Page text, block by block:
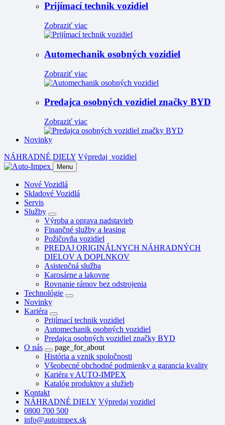
Prijímací technik vozidiel
Zobraziť viac
Automechanik osobných vozidiel
Zobraziť viac
Predajca osobných vozidiel značky BYD
Zobraziť viac
Novinky
NÁHRADNÉ DIELY Výpredaj vozidiel
Menu
Nové Vozidlá
Skladové Vozidlá
Servis
Služby
Výroba a oprava nadstavieb
Finančné služby a leasing
Požičovňa vozidiel
PREDAJ ORIGINÁLNYCH NÁHRADNÝCH
DIELOV A DOPLNKOV
Asistenčná služba
Karosárne a lakovne
Rovnanie rámov bez odstrojenia
Technológie
Novinky
Kariéra
Prijímací technik vozidiel
Automechanik osobných vozidiel
Predajca osobných vozidiel značky BYD
O nás
page_for_about
História a vznik spoločnosti
Všeobecné obchodné podmienky a garancia kvality
Kariéra v AUTO-IMPEX
Katalóg produktov a služieb
Kontakt
NÁHRADNÉ DIELY Výpredaj vozidiel
0800 700 500
info@autoimpex.sk